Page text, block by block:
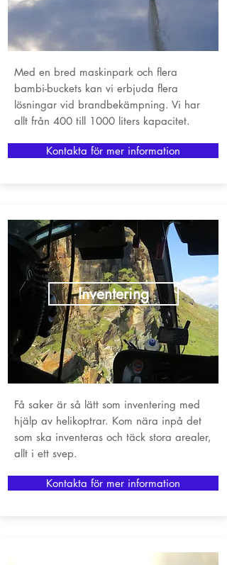
Med en bred maskinpark och flera
bambi-buckets kan vi erbjuda flera
lösningar vid brandbekämpning. Vi har
allt från 400 till 1000 liters kapacitet.
Kontakta för mer information
Inventering
Få saker är så lätt som inventering med
hjälp av helikoptrar. Kom nära inpå det
som ska inventeras och täck stora arealer,
allt i ett svep.
Kontakta för mer information